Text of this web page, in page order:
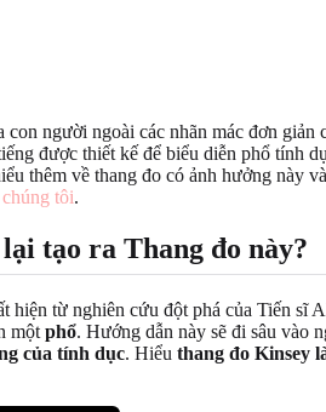
người ngoài các nhãn mác đơn giản
được thiết kế để biểu diễn phổ tính
thêm về thang đo có ảnh hưởng này
tôi.
tạo ra Thang đo này?
từ nghiên cứu đột phá của Tiến sĩ
một phổ. Hướng dẫn này sẽ đi sâu vào
của tính dục. Hiểu thang đo Kinsey